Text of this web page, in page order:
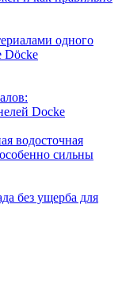
одного
Döcke
Docke
водосточная
сильны
без ущерба для